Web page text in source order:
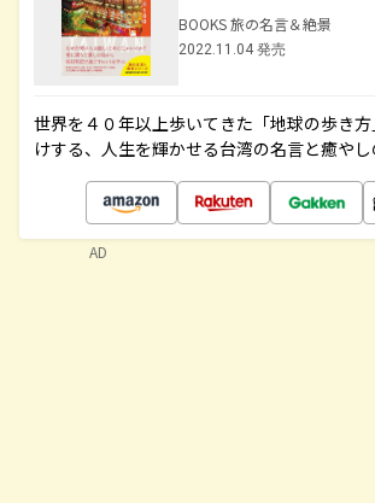
BOOKS 旅の名言＆絶景
2022.11.04 発売
世界を４０年以上歩いてきた「地球の歩き
けする、人生を輝かせる台湾の名言と癒や
AD